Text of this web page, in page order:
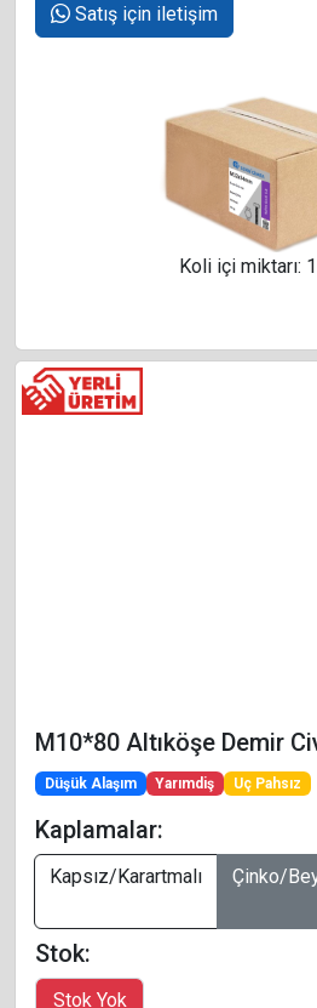
Satış için iletişim
Koli içi miktarı:
M10*80 Altıköşe Demir
Düşük Alaşım Yarımdiş Uç Pahsız
Kaplamalar:
Kapsız/Karartmalı Çinko/
Stok: